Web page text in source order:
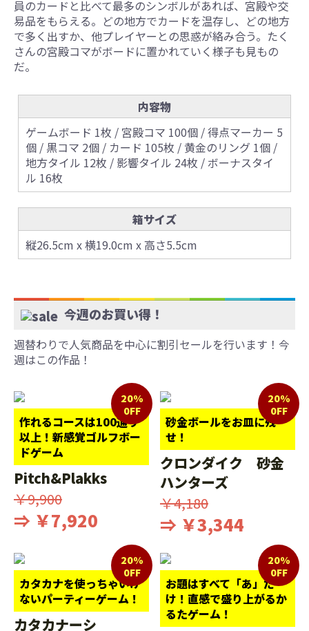
員のカードと比べて最多のシンボルがあれば、宮殿や交
易品をもらえる。どの地方でカードを温存し、どの地方
で多く出すか、他プレイヤーとの思惑が絡み合う。たく
さんの宮殿コマがボードに置かれていく様子も見もの
だ。
内容物
ゲームボード 1枚 / 宮殿コマ 100個 / 得点マーカー 5
個 / 黒コマ 2個 / カード 105枚 / 黄金のリング 1個 /
地方タイル 12枚 / 影響タイル 24枚 / ボーナスタイ
ル 16枚
箱サイズ
縦26.5cm x 横19.0cm x 高さ5.5cm
今週のお買い得！
週替わりで人気商品を中心に割引セールを行います！今
週はこの作品！
作れるコースは100通り
以上！新感覚ゴルフボー
ドゲーム
20%
0FF
Pitch&Plakks
￥9,900
⇒ ￥7,920
砂金ボールをお皿に残
せ！
20%
0FF
クロンダイク 砂金
ハンターズ
￥4,180
⇒ ￥3,344
カタカナを使っちゃいけ
ないパーティーゲーム！
20%
0FF
カタカナーシ
お題はすべて「あ」だ
け！直感で盛り上がるか
るたゲーム！
20%
0FF